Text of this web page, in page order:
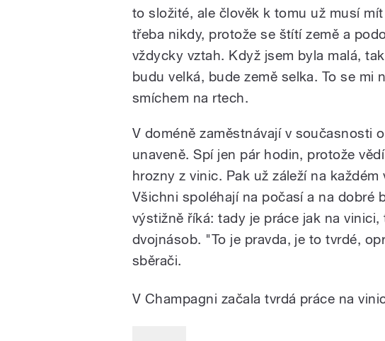
to složité, ale člověk k tomu už musí
třeba nikdy, protože se štítí země a
vždycky vztah. Když jsem byla malá,
budu velká, bude země selka. To se mi
smíchem na rtech.
V doméně zaměstnávají v současnosti
unaveně. Spí jen pár hodin, protože
hrozny z vinic. Pak už záleží na
Všichni spoléhají na počasí a na dobré
výstižně říká: tady je práce jak na
dvojnásob. "To je pravda, je to tvrdé,
sběrači.
V Champagni začala tvrdá práce na